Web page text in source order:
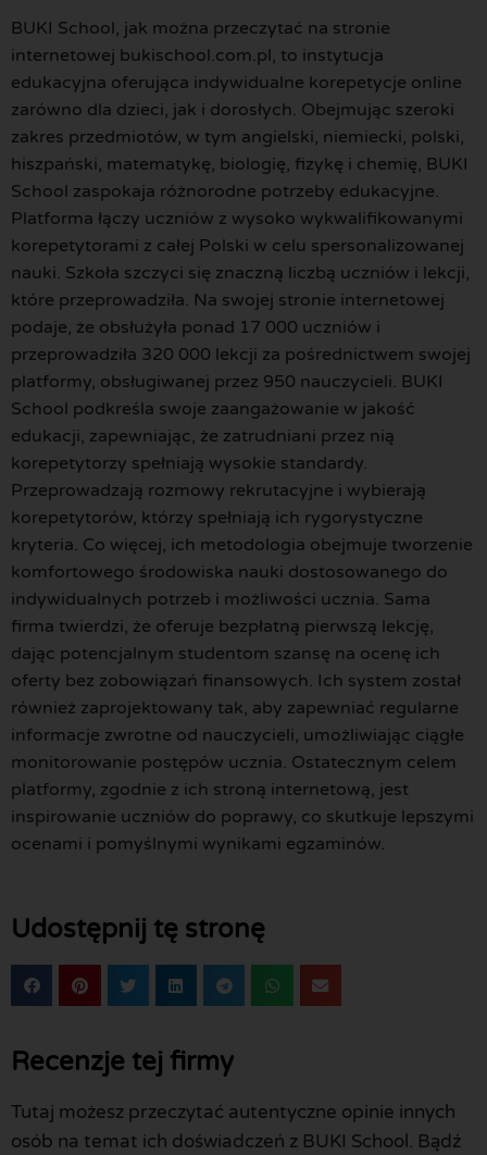
BUKI School, jak można przeczytać na stronie
internetowej bukischool.com.pl, to instytucja
edukacyjna oferująca indywidualne korepetycje online
zarówno dla dzieci, jak i dorosłych. Obejmując szeroki
zakres przedmiotów, w tym angielski, niemiecki, polski,
hiszpański, matematykę, biologię, fizykę i chemię, BUKI
School zaspokaja różnorodne potrzeby edukacyjne.
Platforma łączy uczniów z wysoko wykwalifikowanymi
korepetytorami z całej Polski w celu spersonalizowanej
nauki. Szkoła szczyci się znaczną liczbą uczniów i lekcji,
które przeprowadziła. Na swojej stronie internetowej
podaje, że obsłużyła ponad 17 000 uczniów i
przeprowadziła 320 000 lekcji za pośrednictwem swojej
platformy, obsługiwanej przez 950 nauczycieli. BUKI
School podkreśla swoje zaangażowanie w jakość
edukacji, zapewniając, że zatrudniani przez nią
korepetytorzy spełniają wysokie standardy.
Przeprowadzają rozmowy rekrutacyjne i wybierają
korepetytorów, którzy spełniają ich rygorystyczne
kryteria. Co więcej, ich metodologia obejmuje tworzenie
komfortowego środowiska nauki dostosowanego do
indywidualnych potrzeb i możliwości ucznia. Sama
firma twierdzi, że oferuje bezpłatną pierwszą lekcję,
dając potencjalnym studentom szansę na ocenę ich
oferty bez zobowiązań finansowych. Ich system został
również zaprojektowany tak, aby zapewniać regularne
informacje zwrotne od nauczycieli, umożliwiając ciągłe
monitorowanie postępów ucznia. Ostatecznym celem
platformy, zgodnie z ich stroną internetową, jest
inspirowanie uczniów do poprawy, co skutkuje lepszymi
ocenami i pomyślnymi wynikami egzaminów.
Udostępnij tę stronę
Recenzje tej firmy
Tutaj możesz przeczytać autentyczne opinie innych
osób na temat ich doświadczeń z BUKI School. Bądź